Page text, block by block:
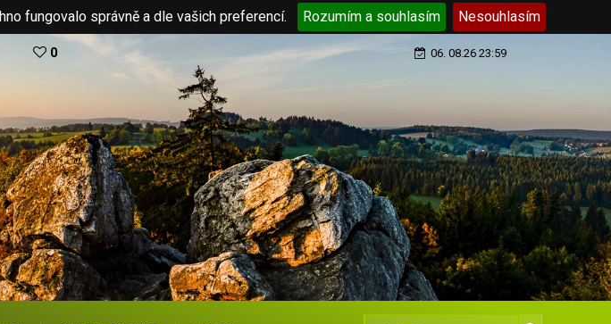
fungovalo správně a dle vašich preferencí. Rozumím a souhlasím Nesouhlasím
0 06. 08.26 23:59